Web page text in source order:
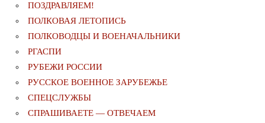
ПОЗДРАВЛЯЕМ!
ПОЛКОВАЯ ЛЕТОПИСЬ
ПОЛКОВОДЦЫ И ВОЕНАЧАЛЬНИКИ
РГАСПИ
РУБЕЖИ РОССИИ
РУССКОЕ ВОЕННОЕ ЗАРУБЕЖЬЕ
СПЕЦСЛУЖБЫ
СПРАШИВАЕТЕ — ОТВЕЧАЕМ